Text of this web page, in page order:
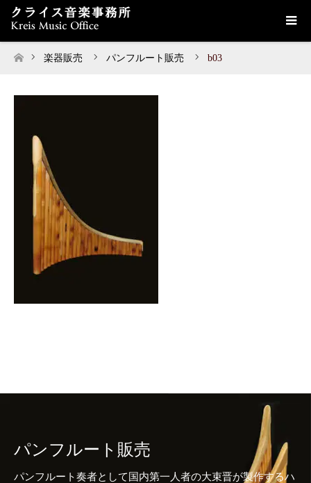
ホーム
楽器販売 パンフルート販売 b03
パンフルート販売
パンフルート奏者として国内第一人者の大束晋が製作するハ